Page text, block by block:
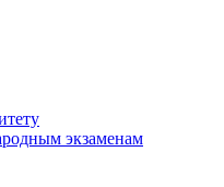
экзаменам